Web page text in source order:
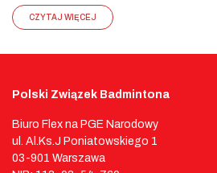
CZYTAJ WIĘCEJ
Polski Związek Badmintona
Biuro Flex na PGE Narodowy
ul. Al.Ks.J Poniatowskiego 1
03-901 Warszawa